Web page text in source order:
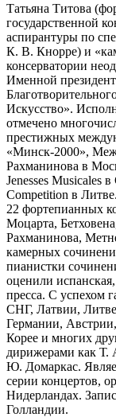
Татьяна Титова
государственной
аспирантуры по
К. В. Кнорре) и
консерватории
Именной
Искусство».
отмечено
престижных
«Минск-2000»,
Рахманинова в
Jenesses Musicales
Competition в
22 фортепианных
Моцарта,
Рахманинова,
камерных
пианистки
оценили
пресса. С успехом
СНГ, Латвии,
Германии,
Корее и многих
дирижерами как
Ю. Домаркас.
серии концертов,
Нидерландах.
Голландии.